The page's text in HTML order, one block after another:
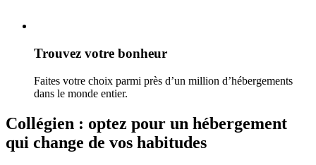
Trouvez votre bonheur
Faites votre choix parmi près d’un million d’hébergements
dans le monde entier.
Collégien : optez pour un hébergement
qui change de vos habitudes